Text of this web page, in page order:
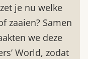
je nu welke
zaaien? Samen
we deze
World, zodat